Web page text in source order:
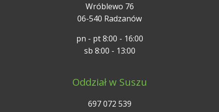
Wróblewo 76
06-540 Radzanów
pn - pt 8:00 - 16:00
sb 8:00 - 13:00
Oddział w Suszu
697 072 539